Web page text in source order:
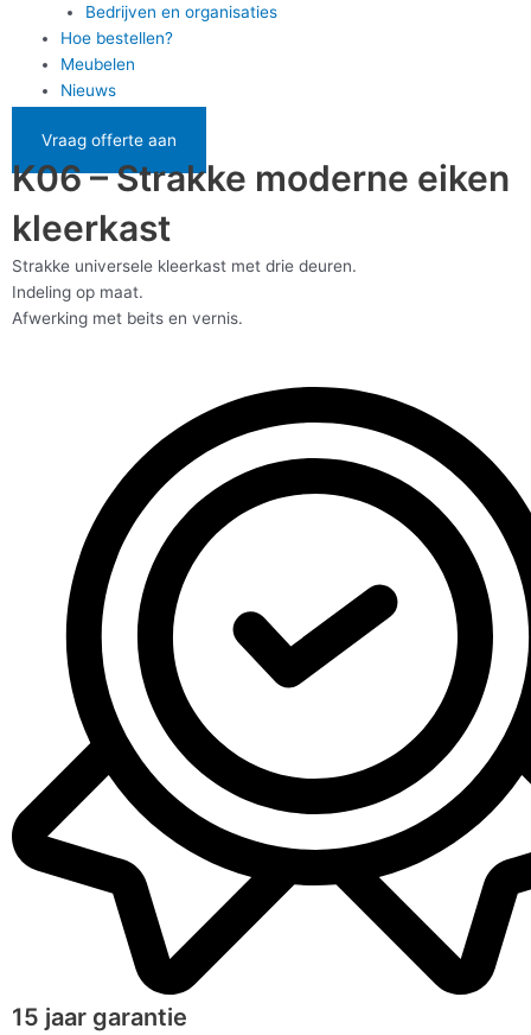
Bedrijven en organisaties
Hoe bestellen?
Meubelen
Nieuws
Vraag offerte aan
K06 – Strakke moderne eiken
kleerkast
Strakke universele kleerkast met drie deuren.
Indeling op maat.
Afwerking met beits en vernis.
15 jaar garantie